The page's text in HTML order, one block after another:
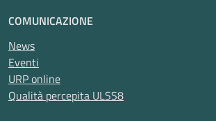
COMUNICAZIONE
News
Eventi
URP online
Qualità percepita ULSS8